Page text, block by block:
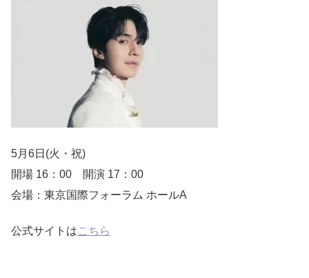
5月6日(火・祝)
開場 16：00 開演 17：00
会場：東京国際フォーラム ホールA
公式サイトはこちら